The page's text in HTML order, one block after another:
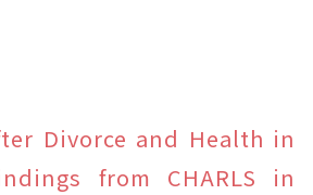
Divorce and Health in
from CHARLS in